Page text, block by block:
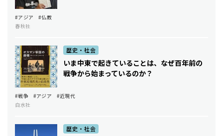
#アジア
#仏教
春秋社
歴史・社会
いま中東で起きていることは、なぜ百年前の
戦争から始まっているのか？
#戦争 #アジア
#近現代
白水社
歴史・社会